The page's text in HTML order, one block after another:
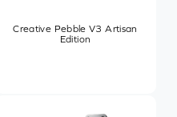
Creative Pebble V3 Artisan
Edition